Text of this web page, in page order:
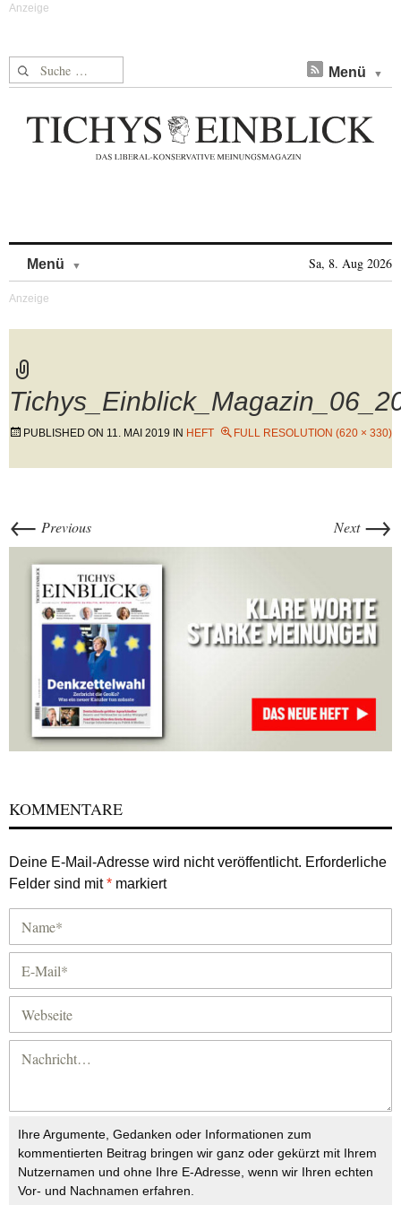
Suche nach: Menü
Menü Sa, 8. Aug 2026
PUBLISHED ON 11. MAI 2019 IN HEFT FULL RESOLUTION (620 × 330)
← Previous Next →
KOMMENTARE
Deine E-Mail-Adresse wird nicht veröffentlicht. Erforderliche
Felder sind mit* markiert
Ihre Argumente, Gedanken oder Informationen zum
kommentierten Beitrag bringen wir ganz oder gekürzt mit Ihrem
Nutzernamen und ohne Ihre E-Adresse, wenn wir Ihren echten
Vor- und Nachnamen erfahren.